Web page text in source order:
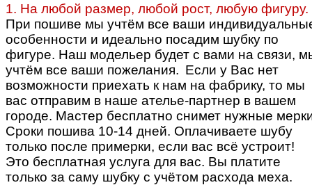
1. На любой размер, любой рост, любую фигуру.
При пошиве мы учтём все ваши
особенности и идеально посадим шубку по
фигуре. Наш модельер будет с вами на связи,
учтём все ваши пожелания. Если у Вас нет
возможности приехать к нам на фабрику, то мы
вас отправим в наше ателье-партнер в вашем
городе. Мастер бесплатно снимет нужные
Сроки пошива 10-14 дней. Оплачиваете шубу
только после примерки, если вас всё устроит!
Это бесплатная услуга для вас. Вы платите
только за саму шубку с учётом расхода меха.